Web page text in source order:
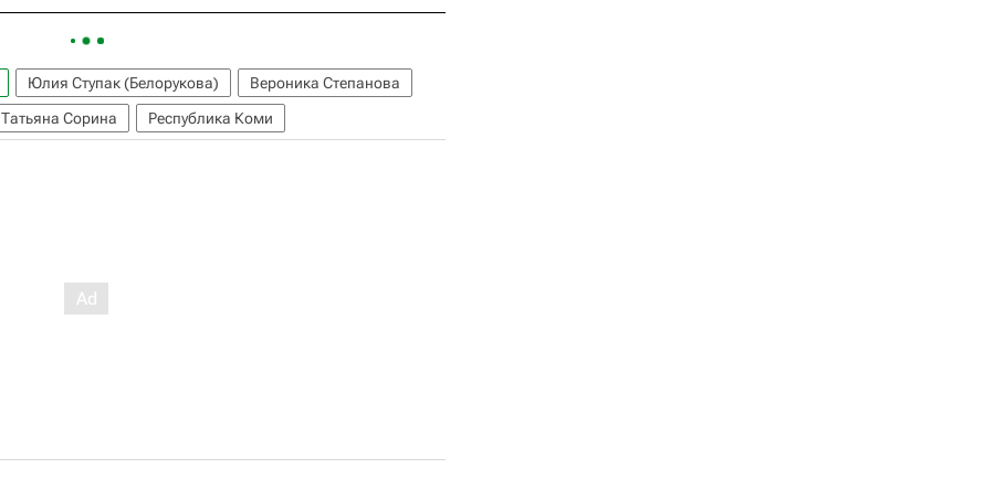
Юлия Ступак (Белорукова)
Вероника Степанова
Татьяна Сорина Республика Коми